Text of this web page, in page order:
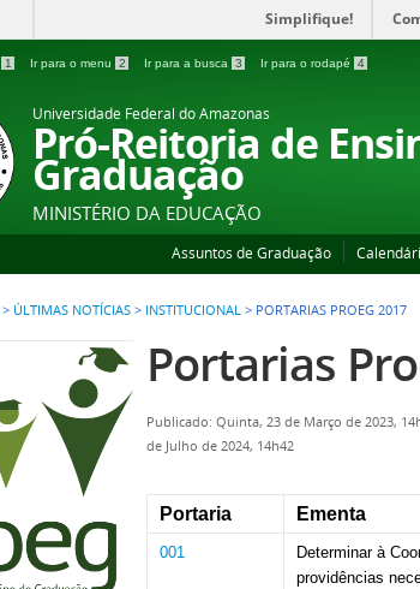
Simplifique!
1 Ir para o menu 2 Ir para a busca 3 Ir para o rodapé 4
Universidade Federal do Amazonas
Pró-Reitoria de
Graduação
MINISTÉRIO DA EDUCAÇÃO
Assuntos de Graduação
> ÚLTIMAS NOTÍCIAS > INSTITUCIONAL > PORTARIAS PROEG 2017
Portarias
Publicado: Quinta, 23 de Março de 2023,
de Julho de 2024, 14h42
Portaria Ementa
001 Determinar à
providências